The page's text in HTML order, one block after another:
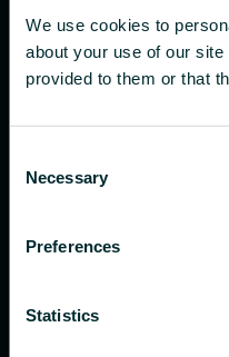
We use cookies to
about your use of our
provided to them or that
Selection
Necessary
Preferences
Statistics